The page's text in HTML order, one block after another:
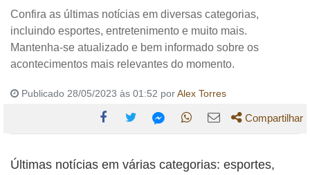
Confira as últimas notícias em diversas categorias,
incluindo esportes, entretenimento e muito mais.
Mantenha-se atualizado e bem informado sobre os
acontecimentos mais relevantes do momento.
Publicado 28/05/2023 às 01:52 porAlex Torres
esta esta esta esta esta
Compartilhar
Últimas notícias em várias categorias: esportes,